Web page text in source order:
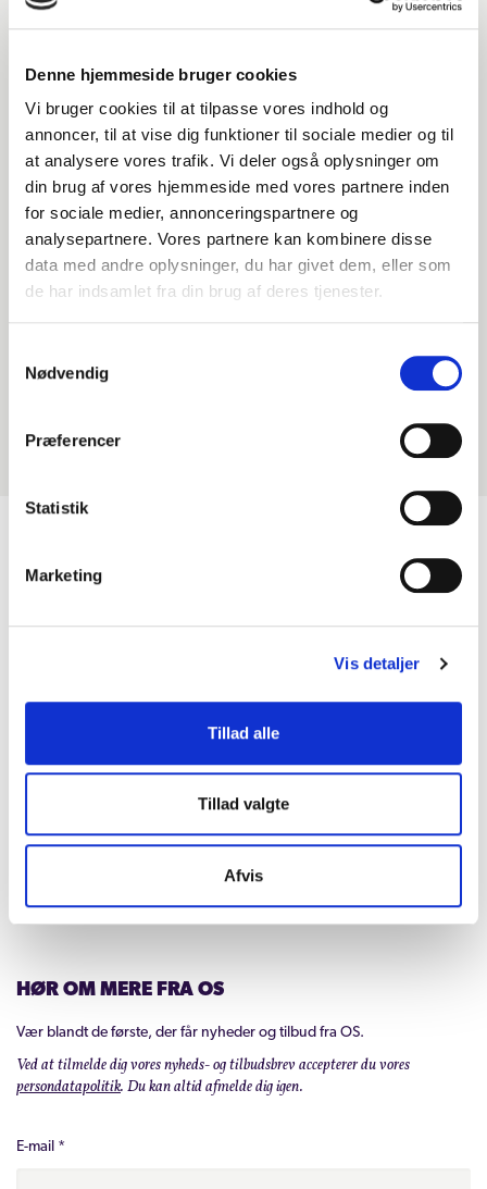
Denne hjemmeside bruger cookies
Vi bruger cookies til at tilpasse vores indhold og
annoncer, til at vise dig funktioner til sociale medier og til
at analysere vores trafik. Vi deler også oplysninger om
din brug af vores hjemmeside med vores partnere inden
for sociale medier, annonceringspartnere og
analysepartnere. Vores partnere kan kombinere disse
data med andre oplysninger, du har givet dem, eller som
de har indsamlet fra din brug af deres tjenester.
Nødvendig
Præferencer
Statistik
Marketing
Vis detaljer
Tillad alle
Tillad valgte
Afvis
KONTAKT
5000 Odense C
Tlf.: +45 63 75 00 50 (ons. 10-12)
symfoni@odense.dk
HØR OM MERE FRA OS
Vær blandt de første, der får nyheder og tilbud fra OS.
Ved at tilmelde dig vores nyheds- og tilbudsbrev accepterer du vores
persondatapolitik. Du kan altid afmelde dig igen.
E-mail *